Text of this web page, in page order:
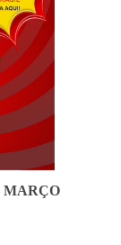
MARÇO